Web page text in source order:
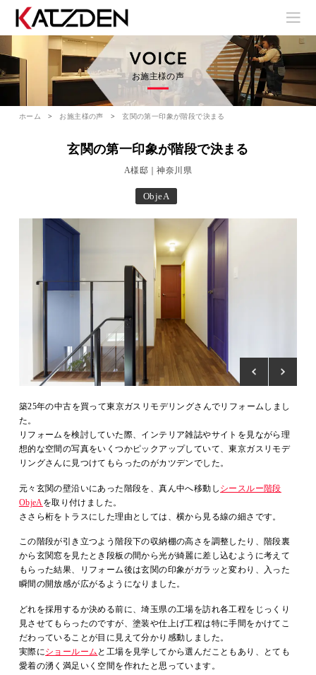
お施主様の声
ホーム お施主様の声 玄関の第一印象が階段で決まる
玄関の第一印象が階段で決まる
A様邸｜神奈川県
ObjeA
築25年の中古を買って東京ガスリモデリングさんでリフォームしまし
た。
リフォームを検討していた際、インテリア雑誌やサイトを見ながら理
想的な空間の写真をいくつかピックアップしていて、東京ガスリモデ
リングさんに見つけてもらったのがカツデンでした。
元々玄関の壁沿いにあった階段を、真ん中へ移動し シースルー階段
ObjeAを取り付けました。
ささら桁をトラスにした理由としては、横から見る線の細さです。
この階段が引き立つよう階段下の収納棚の高さを調整したり、階段裏
から玄関窓を見たとき段板の間から光が綺麗に差し込むように考えて
もらった結果、リフォーム後は玄関の印象がガラッと変わり、入った
瞬間の開放感が広がるようになりました。
どれを採用するか決める前に、埼玉県の工場を訪れ各工程をじっくり
見させてもらったのですが、塗装や仕上げ工程は特に手間をかけてこ
だわっていることが目に見えて分かり感動しました。
実際にショールーム と工場を見学してから選んだこともあり、とても
愛着の湧く満足いく空間を作れたと思っています。